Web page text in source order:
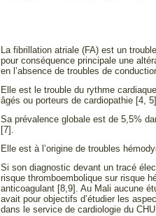
La fibrillation atriale (FA) est un
pour conséquence principale une
en l’absence de troubles de
Elle est le trouble du rythme
âgés ou porteurs de cardiopathie [4,
Sa prévalence globale est de 5,5%
[7].
Elle est à l’origine de troubles
Si son diagnostic devant un tracé
risque thromboembolique sur risque
anticoagulant [8,9]. Au Mali aucune
avait pour objectifs d’étudier les
dans le service de cardiologie du